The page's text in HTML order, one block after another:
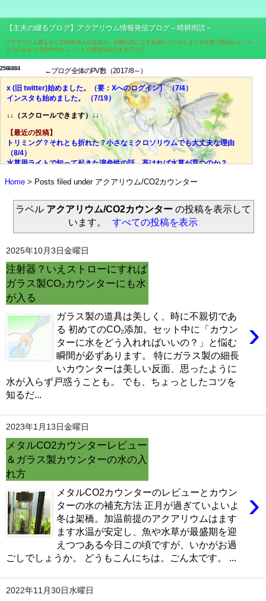
【主夫の綴るブログ】アクアリウム情報発信ブログ～晴耕雨読～
アクアリウム歴もすぐ20年目突入の主夫が、水槽の気になる知識やコツやときどき自腹で商品レビュー、
さらにおまけで自作やちょっとした裏技を紹介するブログ。
2566884 ←ブログ全体のPV数（2017/8～）
x (旧 twitter)始めました。（要：Xへのログイン） （7/4）
インスタも始めました。 （7/19）
↓↓（スクロールできます）↓↓
【最近の投稿】
トリミング？それとも折れた？小さなミクロソリウムでも大丈夫な理由
（8/4）
水草用ライトで知って起きた演色性の話。高ければ水草が育つのか？
価格、光量、スペクトル、ブランド……それでも迷ったら色温度！
光量？スペクトル？迷宮入りしがちな水草用ライトの選び、脱出の糸口
（7/14）
失敗談：安価な室内用LED電球で水草は育ちにくい。その理由とは？
（7/7）
やった水槽立ち上がった！でもすぐにウールマットの掃除はしないで！
（6/23）
電磁弁が先か？スピードコントローラーが先か？CO2漏れ意外な原因
（6/16）
マツモが育てるには？ライト、CO2、肥料、トリミングどうする？
（6/9）
マツモをシェルターにする理由。仕方なくホームセンターまで行った訳
（6/2）
どうしてアカヒレは、安価で地味なのに人を魅了してやまないのか？
（5/26）
水槽立ち上げ！悩むパイロットフィッシュ選びはコイ科のアカヒレで
復帰・復活→放置した水槽・外部フィルターは水が漏れないか確認を！
（5/12）
熱帯魚とブームで価格高騰に巻き込まれた話。その時の心構えとは？
素手でコリドラスを追いかけまわした結果、激痛・悶絶そして反省
（4/29）
湧き水水槽を作るつもりが、大きなクレーターを作ってしまった君へ
（4/22）
コリドラスを飼育するなら水槽に敷いておきたい田砂の話 （4/15）
Home Posts filed under アクアリウム/CO2カウンター
ラベル アクアリウム/CO2カウンターの投稿を表示して
います。
すべての投稿を表示
2025年10月3日金曜日
注射器？いえストローにすれば
ガラス製CO₂カウンターにも水
が入る
›
ガラス製の道具は美しく、時に不親切であ
る 初めてのCO₂添加。セット中に「カウン
ターに水をどう入れればいいの？」と悩む
瞬間が必ずあります。 特にガラス製の細長
いカウンターは美しい反面、思ったように
水が入らず戸惑うことも。 でも、ちょっとしたコツを
知るだ...
2023年1月13日金曜日
メタルCO2カウンターレビュー
＆ガラス製カウンターの水の入
れ方
›
メタルCO2カウンターのレビューとカウン
ターの水の補充方法 正月が過ぎていよいよ
冬は架橋。加温前提のアクアリウムはます
ます水温が安定し、魚や水草が最盛期を迎
えつつある今日この頃ですが、いかがお過
ごしでしょうか。 どうもこんにちは。ごん太です。 ...
2022年11月30日水曜日